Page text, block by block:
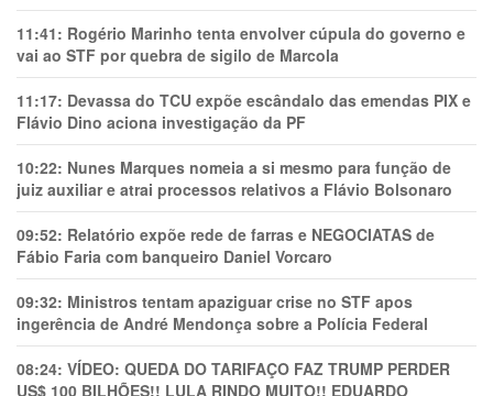
11:41: Rogério Marinho tenta envolver cúpula do governo e
vai ao STF por quebra de sigilo de Marcola
11:17: Devassa do TCU expõe escândalo das emendas PIX e
Flávio Dino aciona investigação da PF
10:22: Nunes Marques nomeia a si mesmo para função de
juiz auxiliar e atrai processos relativos a Flávio Bolsonaro
09:52: Relatório expõe rede de farras e NEGOCIATAS de
Fábio Faria com banqueiro Daniel Vorcaro
09:32: Ministros tentam apaziguar crise no STF apos
ingerência de André Mendonça sobre a Polícia Federal
08:24: VÍDEO: QUEDA DO TARIFAÇO FAZ TRUMP PERDER
US$ 100 BILHÕES!! LULA RINDO MUITO!! EDUARDO